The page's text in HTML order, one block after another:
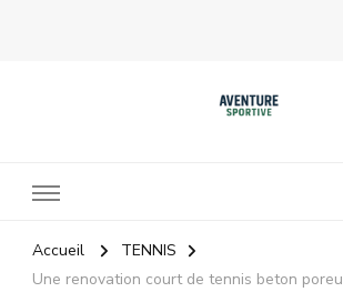
Accueil
TENNIS
Une renovation court de tennis beton